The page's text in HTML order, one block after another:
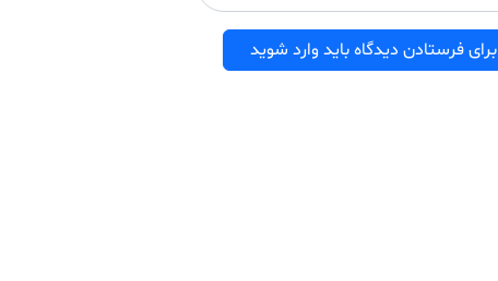
برای فرستادن دیدگاه باید وارد شوید